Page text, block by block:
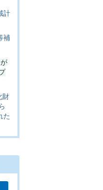
計
補
財
た